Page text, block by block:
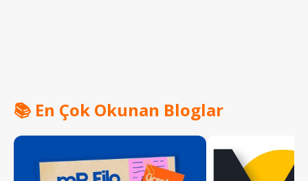
📚 En Çok Okunan Bloglar